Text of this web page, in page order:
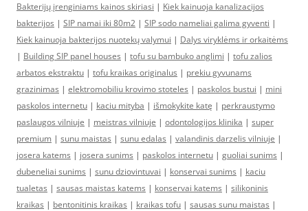
Bakterijų įrenginiams kainos skiriasi | Kiek kainuoja kanalizacijos
bakterijos | SIP namai iki 80m2 | SIP sodo nameliai galima gyventi |
Kiek kainuoja bakterijos nuotekų valymui | Dalys viryklėms ir orkaitėms
| Building SIP panel houses | tofu su bambuko anglimi | tofu zalios
arbatos ekstraktu | tofu kraikas originalus | prekiu gyvunams
grazinimas | elektromobiliu krovimo stoteles | paskolos bustui | mini
paskolos internetu | kaciu mityba | išmokykite katę | perkraustymo
paslaugos vilniuje | meistras vilniuje | odontologijos klinika | super
premium | sunu maistas | sunu edalas | valandinis darzelis vilniuje |
josera katems | josera sunims | paskolos internetu | guoliai sunims |
dubeneliai sunims | sunu dziovintuvai | konservai sunims | kaciu
tualetas | sausas maistas katems | konservai katems | silikoninis
kraikas | bentonitinis kraikas | kraikas tofu | sausas sunu maistas |